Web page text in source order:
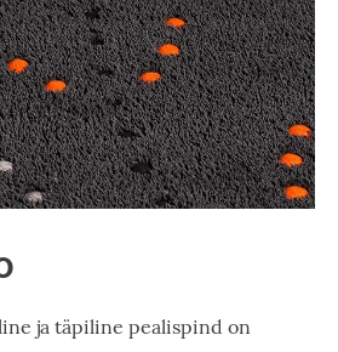
ja täpiline pealispind on